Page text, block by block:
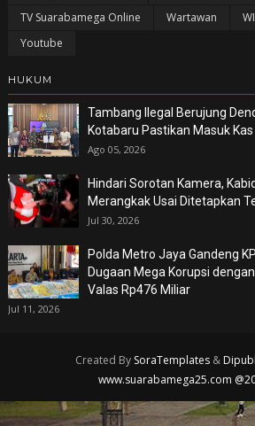
TV Suarabamega Online
Wartawan
Youtube
HUKUM
Tambang Ilegal Berujung
Kotabaru Pastikan Masuk
Ago 05, 2026
Hindari Sorotan Kamera,
Merangkak Usai Ditetapkan
Jul 30, 2026
Polda Metro Jaya Gandeng
Dugaan Mega Korupsi
Valas Rp476 Miliar
Jul 11, 2026
Created By SoraTemplates&
www.suarabamega25.com